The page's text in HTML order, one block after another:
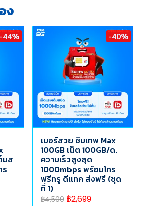
ง
-44%
มส
ร
-40%
เบอร์สวย ซิมเทพ Max
100GB เน็ต 100GB/ด.
ความเร็วสูงสุด
1000mbps พร้อมโทร
ฟรีทรู ดีแทค ส่งฟรี (ชุด
ที่ 1)
฿4,500 ฿2,699